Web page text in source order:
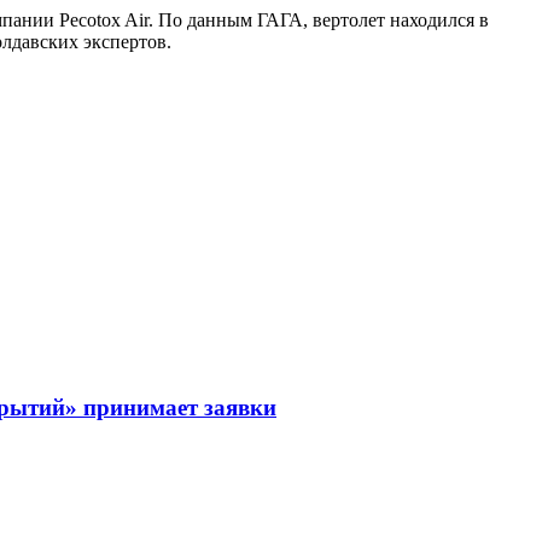
Pecotox Air. По данным ГАГА, вертолет находился в
экспертов.
принимает заявки